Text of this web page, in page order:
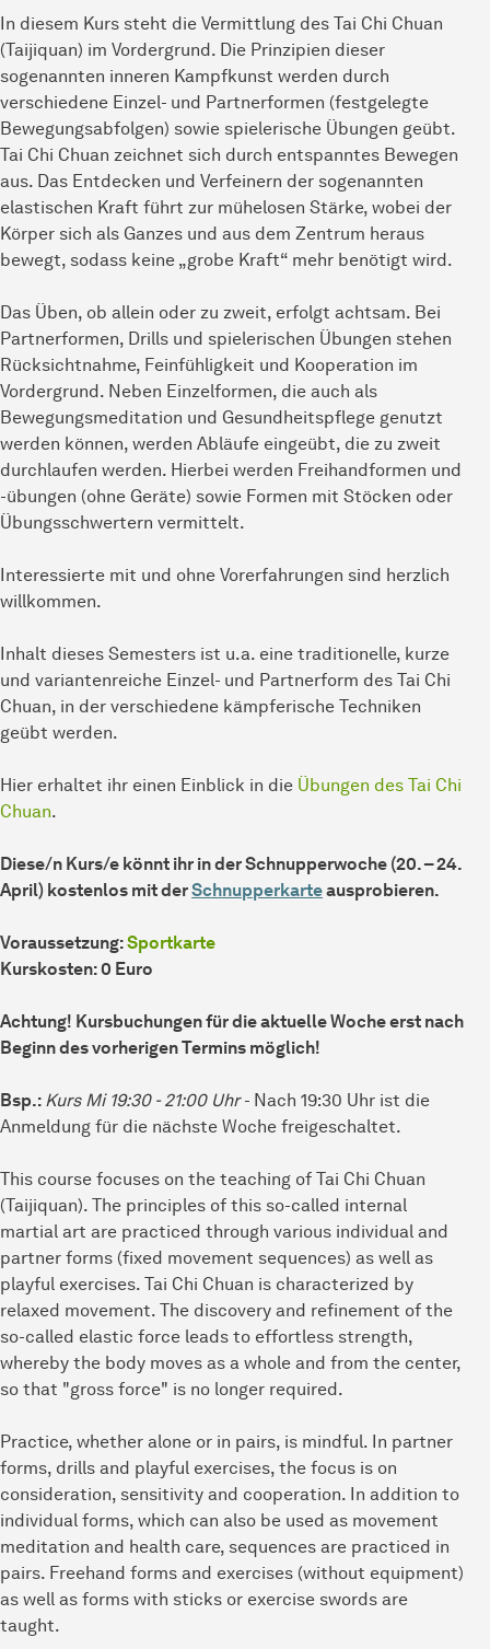
In diesem Kurs steht die Vermittlung des Tai Chi Chuan
(Taijiquan) im Vordergrund. Die Prinzipien dieser
sogenannten inneren Kampfkunst werden durch
verschiedene Einzel- und Partnerformen (festgelegte
Bewegungsabfolgen) sowie spielerische Übungen geübt.
Tai Chi Chuan zeichnet sich durch entspanntes Bewegen
aus. Das Entdecken und Verfeinern der sogenannten
elastischen Kraft führt zur mühelosen Stärke, wobei der
Körper sich als Ganzes und aus dem Zentrum heraus
bewegt, sodass keine „grobe Kraft“ mehr benötigt wird.
Das Üben, ob allein oder zu zweit, erfolgt achtsam. Bei
Partnerformen, Drills und spielerischen Übungen stehen
Rücksichtnahme, Feinfühligkeit und Kooperation im
Vordergrund. Neben Einzelformen, die auch als
Bewegungsmeditation und Gesundheitspflege genutzt
werden können, werden Abläufe eingeübt, die zu zweit
durchlaufen werden. Hierbei werden Freihandformen und
-übungen (ohne Geräte) sowie Formen mit Stöcken oder
Übungsschwertern vermittelt.
Interessierte mit und ohne Vorerfahrungen sind herzlich
willkommen.
Inhalt dieses Semesters ist u.a. eine traditionelle, kurze
und variantenreiche Einzel- und Partnerform des Tai Chi
Chuan, in der verschiedene kämpferische Techniken
geübt werden.
Hier erhaltet ihr einen Einblick in die Übungen des Tai Chi
Chuan.
Diese/n Kurs/e könnt ihr in der Schnupperwoche (20. – 24.
April) kostenlos mit derSchnupperkarteausprobieren.
Voraussetzung:Sportkarte
Kurskosten: 0 Euro
Achtung! Kursbuchungen für die aktuelle Woche erst nach
Beginn des vorherigen Termins möglich!
Bsp.: Kurs Mi 19:30 - 21:00 Uhr - Nach 19:30 Uhr ist die
Anmeldung für die nächste Woche freigeschaltet.
This course focuses on the teaching of Tai Chi Chuan
(Taijiquan). The principles of this so-called internal
martial art are practiced through various individual and
partner forms (fixed movement sequences) as well as
playful exercises. Tai Chi Chuan is characterized by
relaxed movement. The discovery and refinement of the
so-called elastic force leads to effortless strength,
whereby the body moves as a whole and from the center,
so that "gross force" is no longer required.
Practice, whether alone or in pairs, is mindful. In partner
forms, drills and playful exercises, the focus is on
consideration, sensitivity and cooperation. In addition to
individual forms, which can also be used as movement
meditation and health care, sequences are practiced in
pairs. Freehand forms and exercises (without equipment)
as well as forms with sticks or exercise swords are
taught.